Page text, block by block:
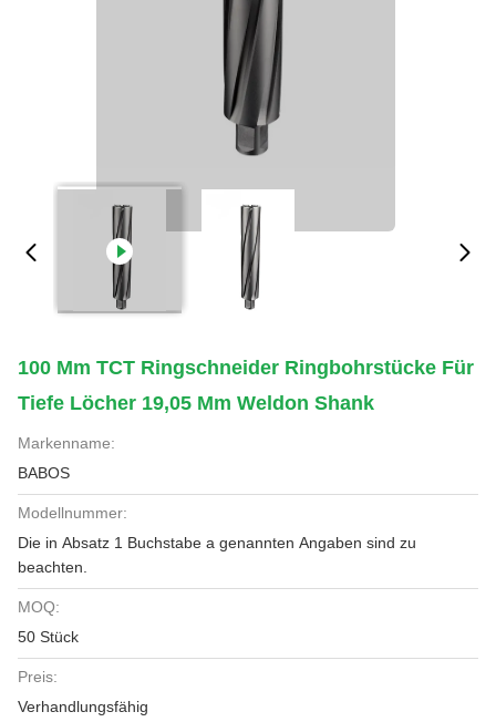
100 Mm TCT Ringschneider Ringbohrstücke Für
Tiefe Löcher 19,05 Mm Weldon Shank
Markenname:
BABOS
Modellnummer:
Die in Absatz 1 Buchstabe a genannten Angaben sind zu
beachten.
MOQ:
50 Stück
Preis:
Verhandlungsfähig